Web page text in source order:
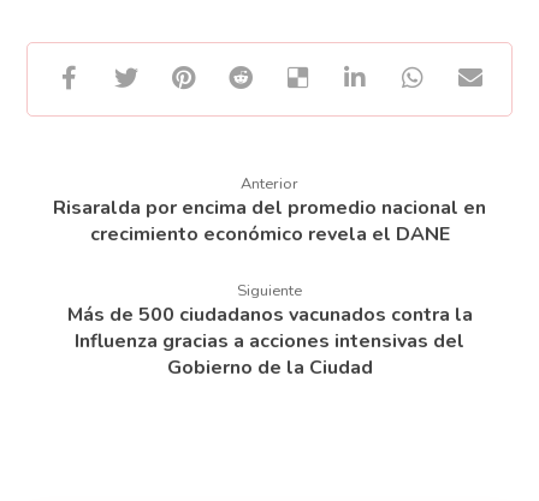
Anterior
Risaralda por encima del promedio nacional en
crecimiento económico revela el DANE
Siguiente
Más de 500 ciudadanos vacunados contra la
Influenza gracias a acciones intensivas del
Gobierno de la Ciudad